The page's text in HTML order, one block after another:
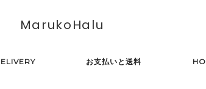
MarukoHalu
お支払いと送料